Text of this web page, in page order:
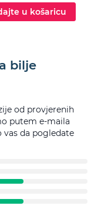
u košaricu
bilje
od provjerenih
putem e-maila
vas da pogledate